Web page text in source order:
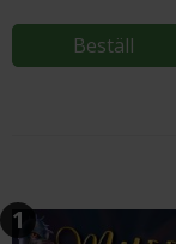
Beställ
1